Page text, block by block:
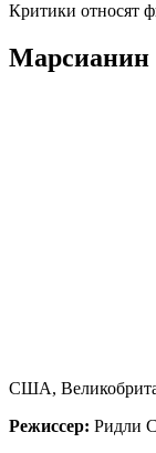
Критики относят
Марсианин
США,
Режиссер: Ридли